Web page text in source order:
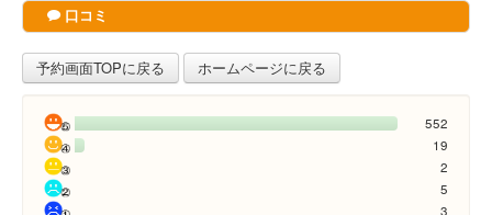
口コミ
予約画面TOPに戻る ホームページに戻る
552
19
2
5
3